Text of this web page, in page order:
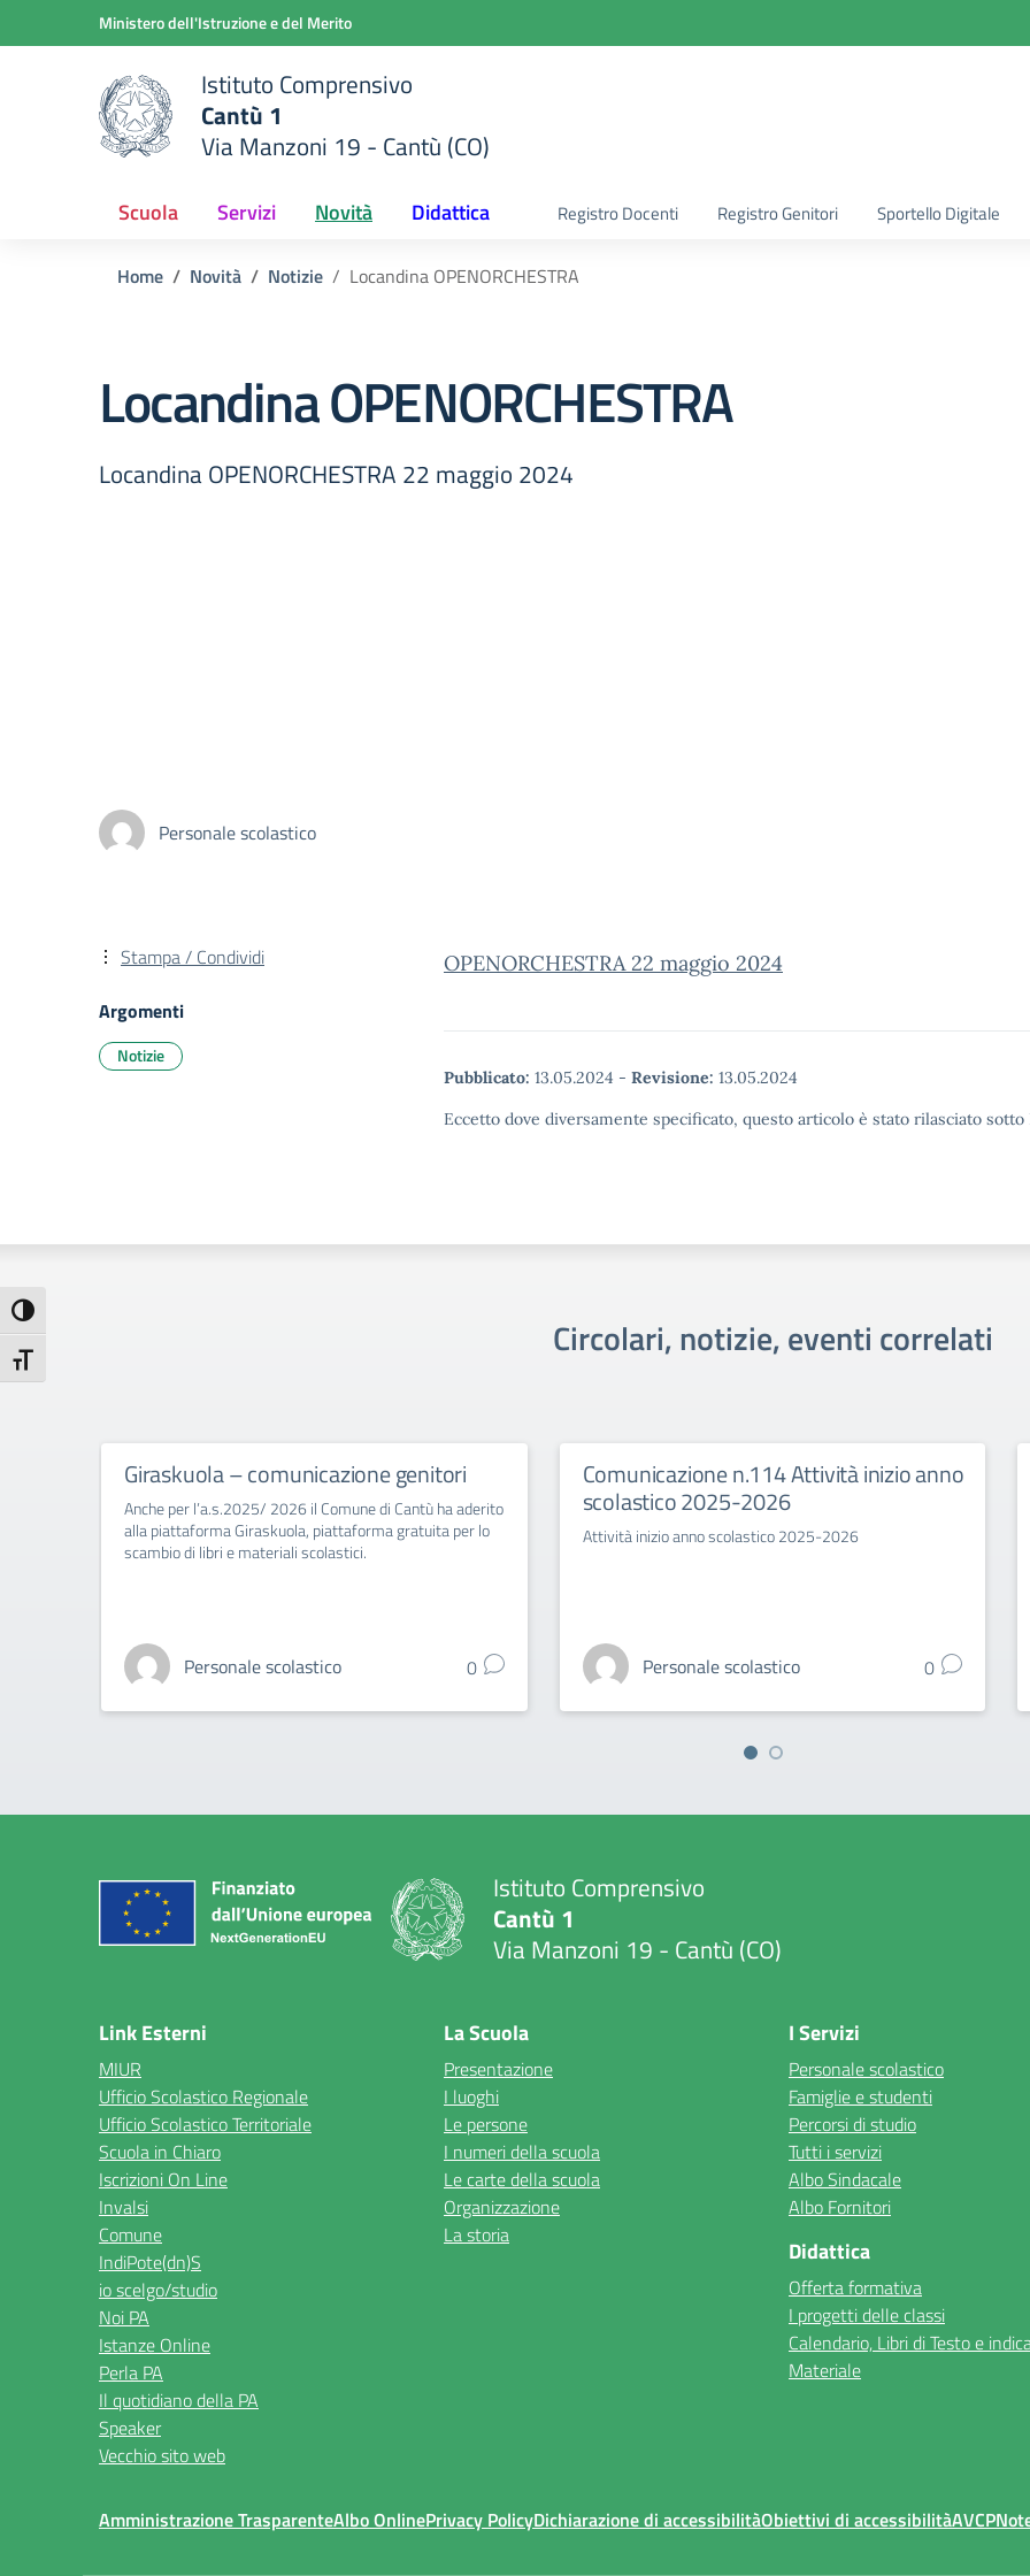
Attiva/disattiva alto contrasto
Attiva/disattiva dimensione testo
Vai ai contenuti
Vai al menu di navigazioneMinistero dell'Istruzione e del Merito
scuola
Istituto Comprensivo
Cantù 1
Via Manzoni 19 - Cantù (CO)
Scuola Servizi Novità Didattica Registro Docenti Registro Genitori Sportello Digitale
Home Novità Notizie Locandina OPENORCHESTRA
Locandina OPENORCHESTRA
Locandina OPENORCHESTRA 22 maggio 2024
Personale scolastico
OPENORCHESTRA 22 maggio 2024
Pubblicato: 13.05.2024 - Revisione: 13.05.2024
Eccetto dove diversamente specificato, questo articolo è stato rilasciato
Stampa / Condividi
Argomenti
Notizie
Circolari, notizie, eventi correlati
Giraskuola – comunicazione genitori
Anche per l’a.s.2025/ 2026 il Comune di Cantù ha aderito
alla piattaforma Giraskuola, piattaforma gratuita per lo
scambio di libri e materiali scolastici.
Personale scolastico 0
Comunicazione n.114 Attività inizio anno
scolastico 2025-2026
Attività inizio anno scolastico 2025-2026
Personale scolastico 0
Istituto Comprensivo
Cantù 1
Via Manzoni 19 - Cantù (CO)
Link Esterni
MIUR
Ufficio Scolastico Regionale
Ufficio Scolastico Territoriale
Scuola in Chiaro
Iscrizioni On Line
Invalsi
Comune
IndiPote(dn)S
io scelgo/studio
Noi PA
Istanze Online
Perla PA
Il quotidiano della PA
Speaker
Vecchio sito web
La Scuola
Presentazione
I luoghi
Le persone
I numeri della scuola
Le carte della scuola
Organizzazione
La storia
I Servizi
Personale scolastico
Famiglie e studenti
Percorsi di studio
Tutti i servizi
Albo Sindacale
Albo Fornitori
Didattica
Offerta formativa
I progetti delle classi
Calendario, Libri di Testo e
Materiale
Amministrazione TrasparenteAlbo OnlinePrivacy PolicyDichiarazione di accessibilitàObiettivi di accessibilitàAVCP